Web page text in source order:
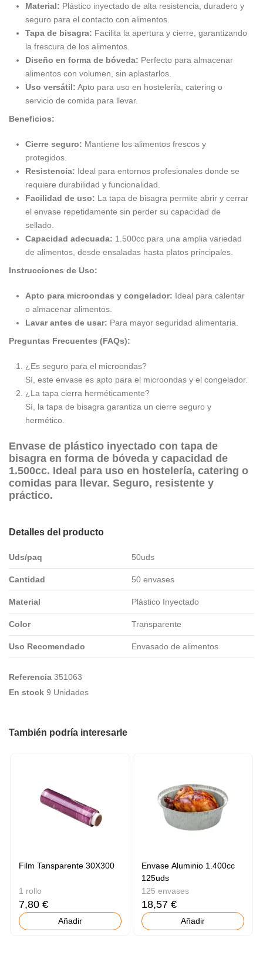
Material: Plástico inyectado de alta resistencia, duradero y
seguro para el contacto con alimentos.
Tapa de bisagra: Facilita la apertura y cierre, garantizando
la frescura de los alimentos.
Diseño en forma de bóveda: Perfecto para almacenar
alimentos con volumen, sin aplastarlos.
Uso versátil: Apto para uso en hostelería, catering o
servicio de comida para llevar.
Beneficios:
Cierre seguro: Mantiene los alimentos frescos y
protegidos.
Resistencia: Ideal para entornos profesionales donde se
requiere durabilidad y funcionalidad.
Facilidad de uso: La tapa de bisagra permite abrir y cerrar
el envase repetidamente sin perder su capacidad de
sellado.
Capacidad adecuada: 1.500cc para una amplia variedad
de alimentos, desde ensaladas hasta platos principales.
Instrucciones de Uso:
Apto para microondas y congelador: Ideal para calentar
o almacenar alimentos.
Lavar antes de usar: Para mayor seguridad alimentaria.
Preguntas Frecuentes (FAQs):
¿Es seguro para el microondas?
Sí, este envase es apto para el microondas y el congelador.
¿La tapa cierra herméticamente?
Sí, la tapa de bisagra garantiza un cierre seguro y
hermético.
Envase de plástico inyectado con tapa de
bisagra en forma de bóveda y capacidad de
1.500cc. Ideal para uso en hostelería, catering o
comidas para llevar. Seguro, resistente y
práctico.
Detalles del producto
Uds/paq 50uds
Cantidad 50 envases
Material Plástico Inyectado
Color Transparente
Uso Recomendado Envasado de alimentos
Referencia 351063
En stock 9 Unidades
También podría interesarle
Film Tansparente 30X300
1 rollo
7,80 €
Añadir
Envase Aluminio 1.400cc
125uds
125 envases
18,57 €
Añadir